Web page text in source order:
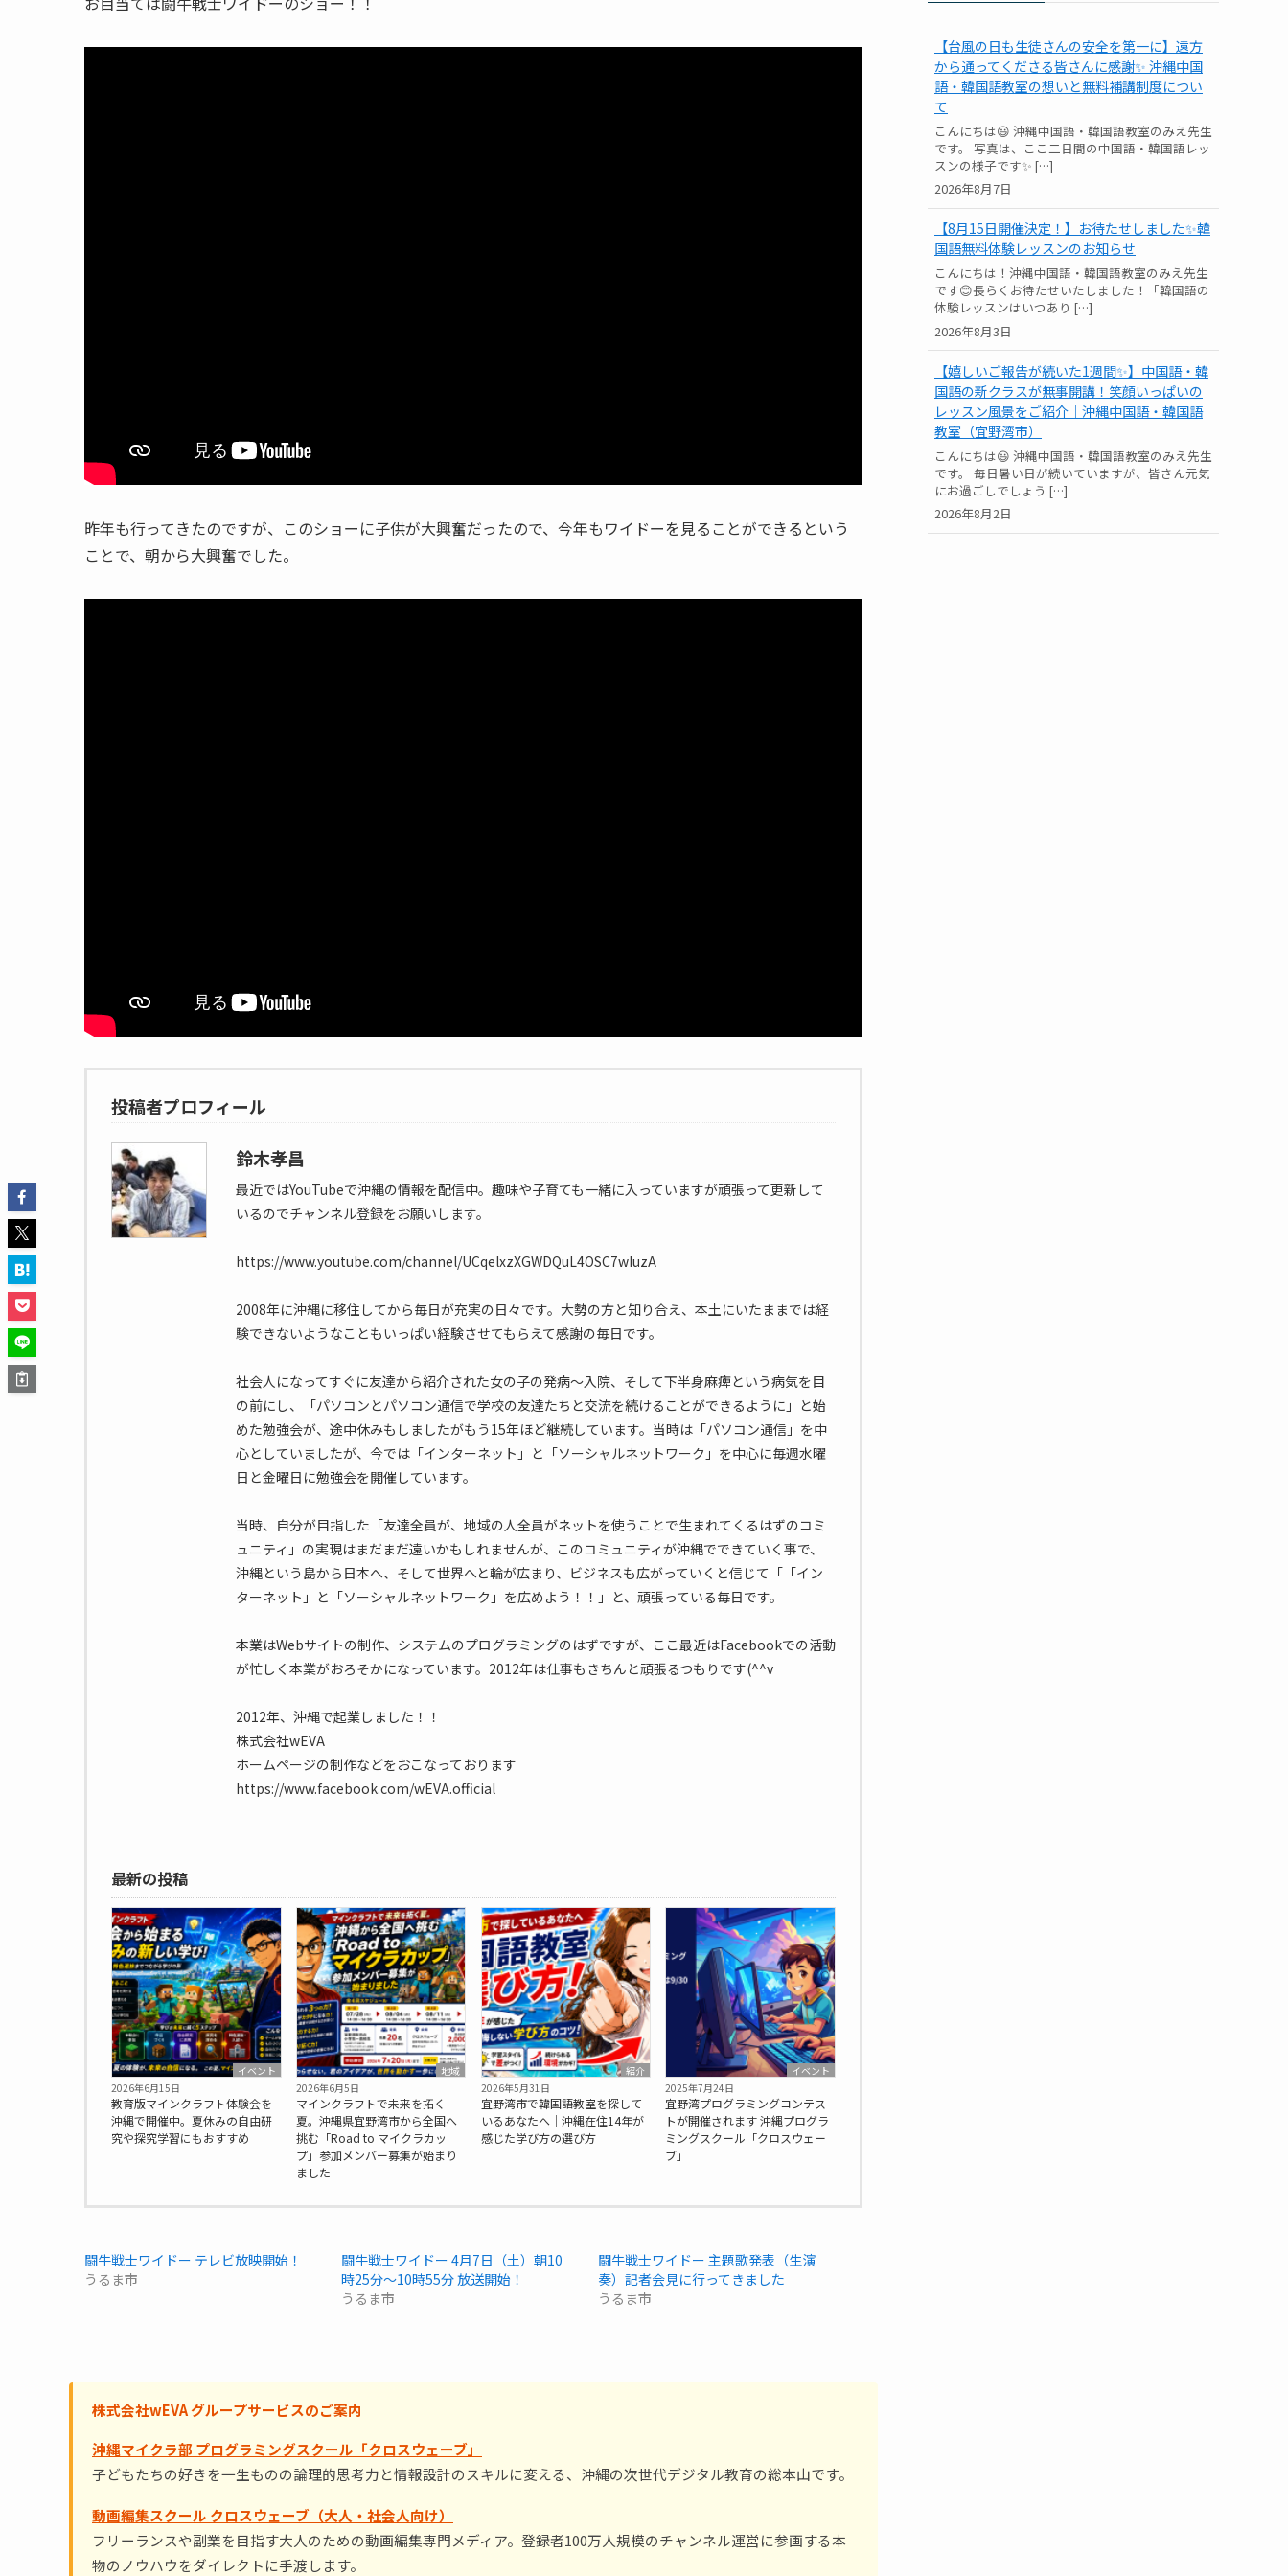
昨年も行ってきたのですが、このショーに子供が大興奮だったので、今年もワイドーを見ることができるという
ことで、朝から大興奮でした。
投稿者プロフィール
鈴木孝昌
最近ではYouTubeで沖縄の情報を配信中。趣味や子育ても一緒に入っていますが頑張って更新して
いるのでチャンネル登録をお願いします。
https://www.youtube.com/channel/UCqelxzXGWDQuL4OSC7wIuzA
2008年に沖縄に移住してから毎日が充実の日々です。大勢の方と知り合え、本土にいたままでは経
験できないようなこともいっぱい経験させてもらえて感謝の毎日です。
社会人になってすぐに友達から紹介された女の子の発病〜入院、そして下半身麻痺という病気を目
の前にし、「パソコンとパソコン通信で学校の友達たちと交流を続けることができるように」と始
めた勉強会が、途中休みもしましたがもう15年ほど継続しています。当時は「パソコン通信」を中
心としていましたが、今では「インターネット」と「ソーシャルネットワーク」を中心に毎週水曜
日と金曜日に勉強会を開催しています。
当時、自分が目指した「友達全員が、地域の人全員がネットを使うことで生まれてくるはずのコミ
ュニティ」の実現はまだまだ遠いかもしれませんが、このコミュニティが沖縄でできていく事で、
沖縄という島から日本へ、そして世界へと輪が広まり、ビジネスも広がっていくと信じて「「イン
ターネット」と「ソーシャルネットワーク」を広めよう！！」と、頑張っている毎日です。
本業はWebサイトの制作、システムのプログラミングのはずですが、ここ最近はFacebookでの活動
が忙しく本業がおろそかになっています。2012年は仕事もきちんと頑張るつもりです(^^v
2012年、沖縄で起業しました！！
株式会社wEVA
ホームページの制作などをおこなっております
https://www.facebook.com/wEVA.official
最新の投稿
イベント
2026年6月15日
教育版マインクラフト体験会を
沖縄で開催中。夏休みの自由研
究や探究学習にもおすすめ
地域
2026年6月5日
マインクラフトで未来を拓く
夏。沖縄県宜野湾市から全国へ
挑む「Road to マイクラカッ
プ」参加メンバー募集が始まり
ました
紹介
2026年5月31日
宜野湾市で韓国語教室を探して
いるあなたへ｜沖縄在住14年が
感じた学び方の選び方
イベント
2025年7月24日
宜野湾プログラミングコンテス
トが開催されます 沖縄プログラ
ミングスクール「クロスウェー
ブ」
闘牛戦士ワイドー テレビ放映開始！
うるま市
闘牛戦士ワイドー 4月7日（土）朝10
時25分〜10時55分 放送開始！
うるま市
闘牛戦士ワイドー 主題歌発表（生演
奏）記者会見に行ってきました
うるま市
株式会社wEVA グループサービスのご案内
沖縄マイクラ部 プログラミングスクール「クロスウェーブ」
子どもたちの好きを一生ものの論理的思考力と情報設計のスキルに変える、沖縄の次世代デジタル教育の総本山です。
動画編集スクール クロスウェーブ（大人・社会人向け）
フリーランスや副業を目指す大人のための動画編集専門メディア。登録者100万人規模のチャンネル運営に参画する本
物のノウハウをダイレクトに手渡します。
【台風の日も生徒さんの安全を第一に】遠方
から通ってくださる皆さんに感謝✨ 沖縄中国
語・韓国語教室の想いと無料補講制度につい
て
2026年8月7日
こんにちは😃 沖縄中国語・韓国語教室のみえ先生
です。 写真は、ここ二日間の中国語・韓国語レッ
スンの様子です✨ […]
【8月15日開催決定！】お待たせしました✨韓
国語無料体験レッスンのお知らせ
2026年8月3日
こんにちは！沖縄中国語・韓国語教室のみえ先生
です😊長らくお待たせいたしました！「韓国語の
体験レッスンはいつあり […]
【嬉しいご報告が続いた1週間✨】中国語・韓
国語の新クラスが無事開講！笑顔いっぱいの
レッスン風景をご紹介｜沖縄中国語・韓国語
教室（宜野湾市）
2026年8月2日
こんにちは😃 沖縄中国語・韓国語教室のみえ先生
です。 毎日暑い日が続いていますが、皆さん元気
にお過ごしでしょう […]